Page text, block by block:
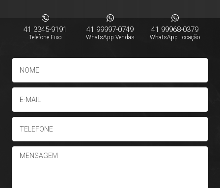
41 3345-9191
Telefone Fixo
41 99997-0749
WhatsApp Vendas
41 99968-0379
WhatsApp Locação